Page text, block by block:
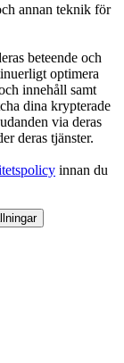
annan teknik för
beteende och
optimera
innehåll samt
dina krypterade
via deras
deras tjänster.
innan du